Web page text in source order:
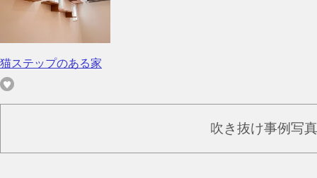
猫ステップのある家
吹き抜け事例写